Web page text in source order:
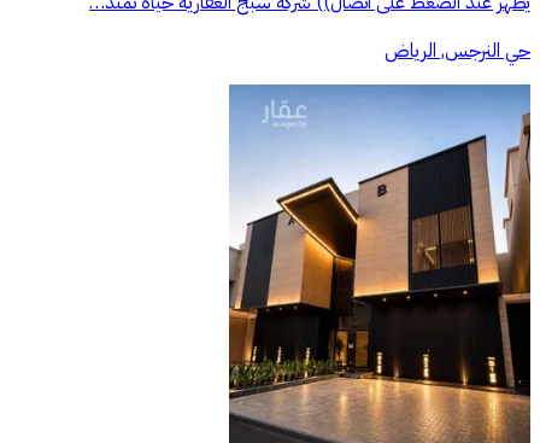
حي النرجس, الرياض